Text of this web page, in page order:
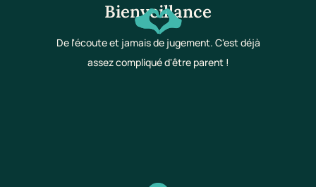
Bienveillance
De l'écoute et jamais de jugement. C'est déjà
assez compliqué d'être parent !